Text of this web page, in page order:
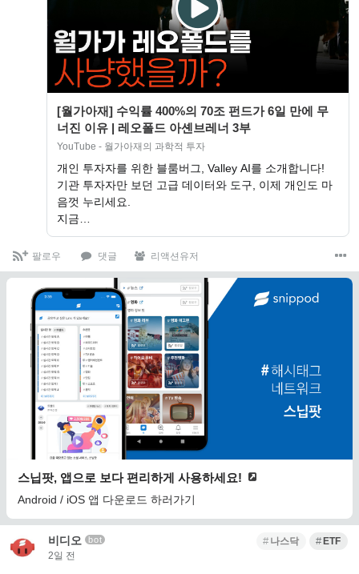
[월가아재] 수익률 400%의 70조 펀드가 6일 만에 무
너진 이유 | 레오폴드 아셴브레너 3부
YouTube - 월가아재의 과학적 투자
개인 투자자를 위한 블룸버그, Valley AI를 소개합니다!
기관 투자자만 보던 고급 데이터와 도구, 이제 개인도 마
음껏 누리세요.
지금…
팔로우 댓글 리액션유저
스닙팟, 앱으로 보다 편리하게 사용하세요!
Android / iOS 앱 다운로드 하러가기
비디오 bot
2일 전
나스닥 ETF